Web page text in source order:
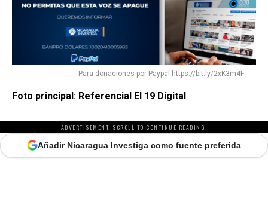
Para donaciones por Paypal https://bit.ly/2xK3m4F
Foto principal: Referencial El 19 Digital
ADVERTISEMENT. SCROLL TO CONTINUE READING.
Añadir Nicaragua Investiga como fuente preferida